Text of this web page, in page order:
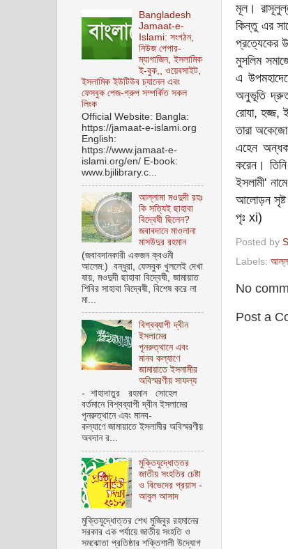
মূল।
কিন্তু এর
প্রত্যেকের
মুসলিম
এ
অনুভূতি দ্রুত
রোযা, হজ্জ,
তারা
এহেন
করেন।
ইসলামী'
আলোড়ন সৃষ্ট
পৃঃ xi)
Posted by
Labels:
No
Post a
Bangladesh
Jamaat-e-
Islami: সংগঠন,
নিউজ পেপার-
ম্যাগাজিন, ইসলামিক
ই-বুক,, ওয়েবসাইট,
ইসলামিক ইউটিউব চ্যানেল এবং
ফেসবুক পেজ-গ্রুপ সম্পর্কিত সকল
লিংক
Official Website: Bangla:
https://jamaat-e-islami.org
English:
https://www.jamaat-e-
islami.org/en/ E-book:
www.bjilibrary.c...
আল্লামা মওদুদী রহঃ
কি সত্যিই ছাহাবা
বিদ্বেষী ছিলেন?
জবাবদানে মাওলানা
মাসউদুর রহমান
(জবাবদানকারী একজন ক্বওমী
আলেম:) বন্ধুরা, ফেসবুক খুললেই দেখা
যায়, মওদুদী ছাহাবা বিদ্বেষী, জামায়াত
শিবির সাহাবা বিদ্বেষী, বিশেষ করে লা
মা...
বিশ্বব্যাপী দ্বীন
ইসলামের
পূনরুত্থানে এবং
মানব কল্যাণে
জামায়াতে ইসলামীর
অবিস্মরণীয় সাফল্য
- শাহাদাতুর রহমান সোহেল
বর্তমানে বিশ্বব্যাপী দ্বীন ইসলামের
পূনরুত্থানে এবং মানব-
কল্যাণে জামায়াতে ইসলামীর অবিস্মরণীয়
অবদান র...
মুক্তিযুদ্ধোত্তর
জাতীয় সংহতির চেষ্টা
ও বিভেদের প্রয়াস -
আবুল আসাদ
মুক্তিযুদ্ধোত্তর শেখ মুজিবুর রহমানের
সরকার এক পর্যায়ে জাতীয় সংহতি ও
সমঝোতা প্রতিষ্ঠার শক্তিশালী উদ্যোগ